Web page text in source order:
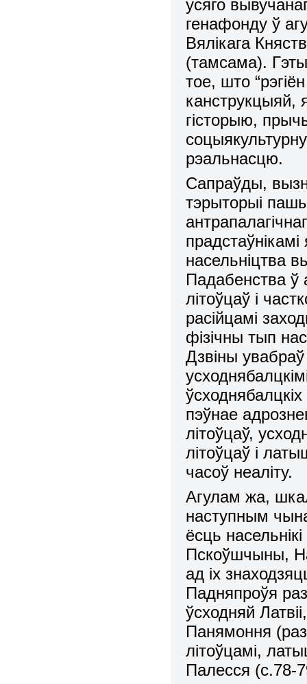
усяго
генафонду ў
Вялікага
(тамсама).
тое, што
канструкцыяй,
гісторыю,
рэальнасцю.
Сапраўды,
тэрыторыі
насельніцтва
Падабенства ў
літоўцаў і
расійцамі
фізічны тып
Дзвіны
пэўнае
літоўцаў,
літоўцаў і
часоў неаліту.
Агулам жа,
наступным
ёсць
Пскоўшчыны,
ад іх
Падняпроўя
ўсходняй
Панямоння
літоўцамі,
Палесся (с.78-